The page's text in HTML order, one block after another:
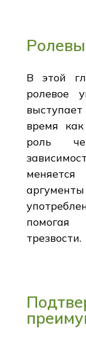
В этой
ролевое
время
роль
трезвости.